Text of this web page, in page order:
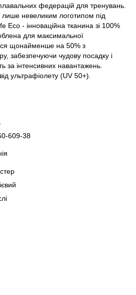
плавальних федерацій для тренувань.
невеликим логотипом під
Eco - інноваційна тканина зі 100%
для максимальної
щонайменше на 50% з
забезпечуючи чудову посадку і
за інтенсивних навантажень.
ультрафіолету (UV 50+).
609-38